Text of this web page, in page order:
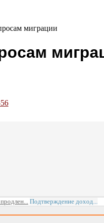
миграции
Подтверждение доход...